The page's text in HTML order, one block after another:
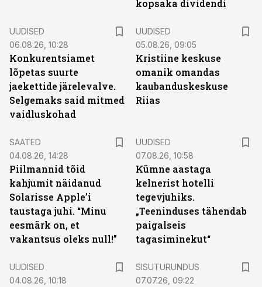
kopsaka dividendi
UUDISED
06.08.26, 10:28
Konkurentsiamet
lõpetas suurte
jaekettide järelevalve.
Selgemaks said mitmed
vaidluskohad
UUDISED
05.08.26, 09:05
Kristiine keskuse
omanik omandas
kaubanduskeskuse
Riias
SAATED
04.08.26, 14:28
Piilmannid tõid
kahjumit näidanud
Solarisse Apple’i
taustaga juhi. “Minu
eesmärk on, et
vakantsus oleks null!”
UUDISED
07.08.26, 10:58
Kümne aastaga
kelnerist hotelli
tegevjuhiks.
„Teeninduses tähendab
paigalseis
tagasiminekut“
UUDISED
04.08.26, 10:18
SISUTURUNDUS
07.07.26, 09:22